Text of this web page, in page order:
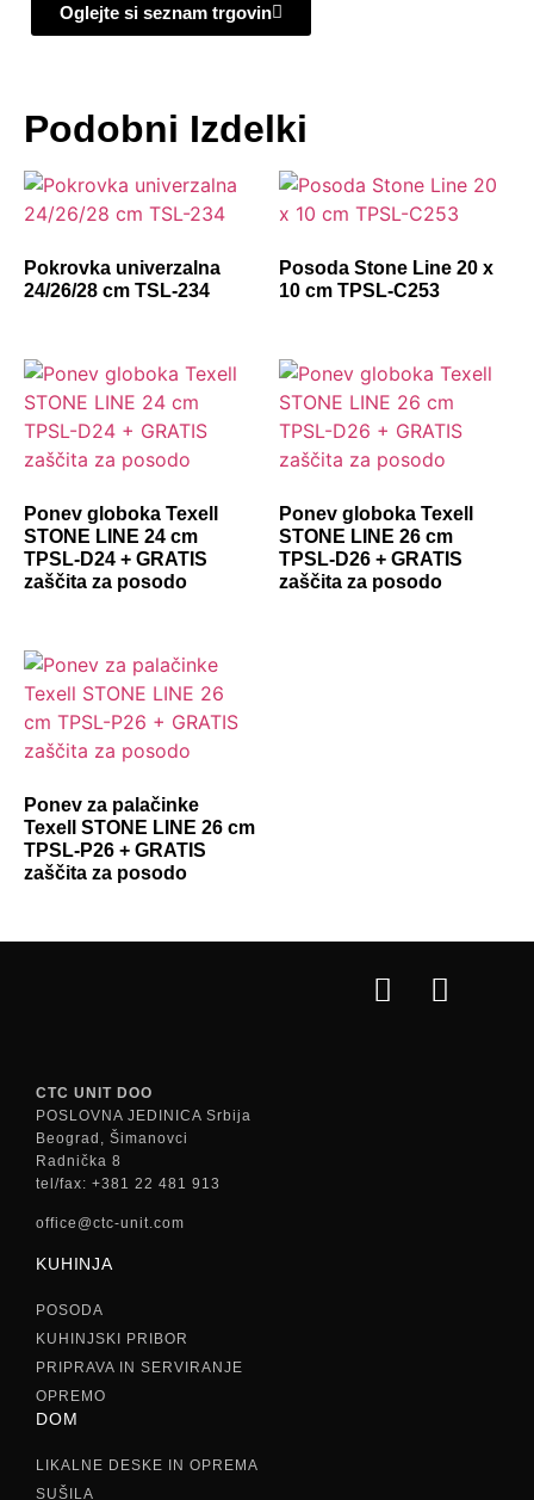
Oglejte si seznam trgovin
Podobni Izdelki
Pokrovka univerzalna
24/26/28 cm TSL-234
Posoda Stone Line 20 x
10 cm TPSL-C253
Ponev globoka Texell
STONE LINE 24 cm
TPSL-D24 + GRATIS
zaščita za posodo
Ponev globoka Texell
STONE LINE 26 cm
TPSL-D26 + GRATIS
zaščita za posodo
Ponev za palačinke
Texell STONE LINE 26 cm
TPSL-P26 + GRATIS
zaščita za posodo
CTC UNIT DOO
POSLOVNA JEDINICA Srbija
Beograd, Šimanovci
Radnička 8
tel/fax: +381 22 481 913
office@ctc-unit.com
KUHINJA
POSODA
KUHINJSKI PRIBOR
PRIPRAVA IN SERVIRANJE
OPREMO
DOM
LIKALNE DESKE IN OPREMA
SUŠILA